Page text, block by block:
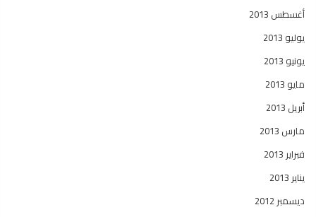
أغسطس 2013
يوليو 2013
يونيو 2013
مايو 2013
أبريل 2013
مارس 2013
فبراير 2013
يناير 2013
ديسمبر 2012